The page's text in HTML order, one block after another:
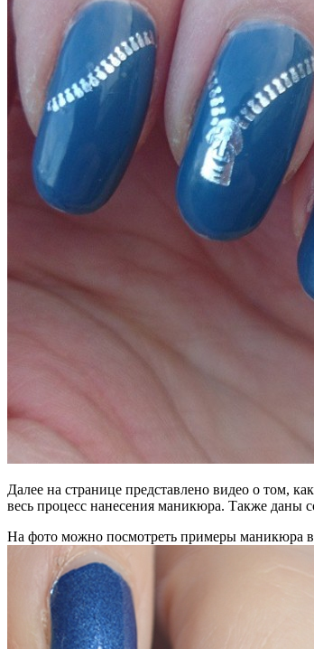
Далее на странице представлено видео о том,
весь процесс нанесения маникюра. Также даны
На фото можно посмотреть примеры маникюра